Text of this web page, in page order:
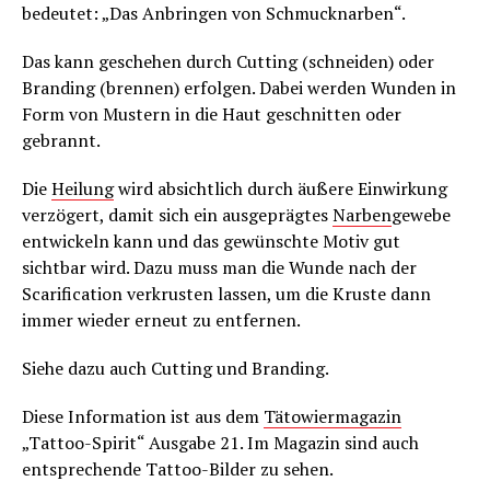
bedeutet: „Das Anbringen von Schmucknarben“.
Das kann geschehen durch Cutting (schneiden) oder
Branding (brennen) erfolgen. Dabei werden Wunden in
Form von Mustern in die Haut geschnitten oder
gebrannt.
DieHeilungwird absichtlich durch äußere Einwirkung
verzögert, damit sich ein ausgeprägtesNarbengewebe
entwickeln kann und das gewünschte Motiv gut
sichtbar wird. Dazu muss man die Wunde nach der
Scarification verkrusten lassen, um die Kruste dann
immer wieder erneut zu entfernen.
Siehe dazu auch Cutting und Branding.
Diese Information ist aus dem Tätowiermagazin
„Tattoo-Spirit“ Ausgabe 21. Im Magazin sind auch
entsprechende Tattoo-Bilder zu sehen.